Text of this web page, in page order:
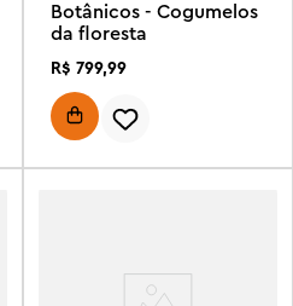
Botânicos - Cogumelos
da floresta
R$ 799,99